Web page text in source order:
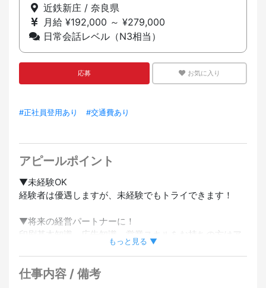
近鉄新庄 / 奈良県
月給 ¥192,000 ～ ¥279,000
日常会話レベル（N3相当）
応募 お気に入り
#正社員登用あり #交通費あり
アピールポイント
▼未経験OK
経験者は優遇しますが、未経験でもトライできます！
▼将来の経営パートナーに！
印刷基本知識、広告知識、営業スキルをお持ちの方はア
ドバンテージがあります
歓迎★
もっと見る ▼
仕事内容 / 備考